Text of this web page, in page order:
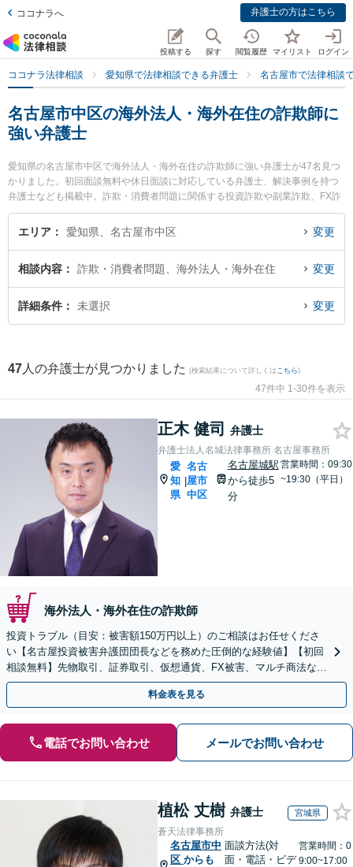
ココナラへ 弁護士の方はこちら
投稿する 探す 閲覧履歴 マイリスト ログイン
ココナラ法律相談 愛知県で法律相談できる弁護士 名古屋市で法律相談
名古屋市中区の海外法人・海外在住の詐欺師に
強い弁護士
愛知県の名古屋市中区で海外法人・海外在住の詐欺師に強い弁護士が47名見つ
かりました。初回面談無料や休日面談に対応している弁護士、解決事例を持つ
弁護士なども掲載中。詐欺・消費者問題に関係する投資詐欺や副業詐欺、FX詐
欺等の細かな分野での絞り込み検索もでき便利です。特に弁護士法人名城法律
事務所 名古屋事務所の正木 健司弁護士や弁護士法人名城法律事務所 サテライ
日や夜間に発生した海外法人・海外在住の詐欺師のトラブルを今すぐに弁護士
に相談したい』『海外法人・海外在住の詐欺師のトラブル解決の実績豊富な近
くの弁護士を検索したい』『初回相談無料で海外法人・海外在住の詐欺師を法
エリア 愛知県、名古屋市中区 変更
相談内容 詐欺・消費者問題、海外法人・海外在住 変更
詳細条件 未選択 変更
47 人の弁護士が見つかりました (検索結果について詳しくは こちら)
47件中 1-30件を表示
正木 健司 弁護士
弁護士法人名城法律事務所 名古屋事務所
愛
知
県
|
名古
屋市
中区
名古屋城駅
から徒歩5
分
営業時間：09:30
~19:30（平日）
海外法人・海外在住の詐欺師
投資トラブル（目安：被害額150万円以上）のご相談はお任せくださ
い【名古屋投資被害弁護団団長などを務めた圧倒的な経験値】【初回
相談無料】先物取引、証券取引、仮想通貨、FX被害、マルチ商法など
【弁護士27名在籍する事務所】【全国7箇所に拠点】
料金表を見る
電話でお問い合わせ メールでお問い合わせ
植松 丈樹 弁護士 宮城県
蒼天法律事務所
名古屋市中
区 からも
面談方法(対
面・電話・ビデ
営業時間：0
9:00~17:00